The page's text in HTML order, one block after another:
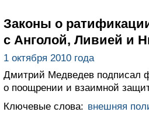
Законы о
с Анголой, Ливией и
1 октября 2010 года
Дмитрий Медведев подписал
о поощрении и взаимной
Ключевые слова: внешняя